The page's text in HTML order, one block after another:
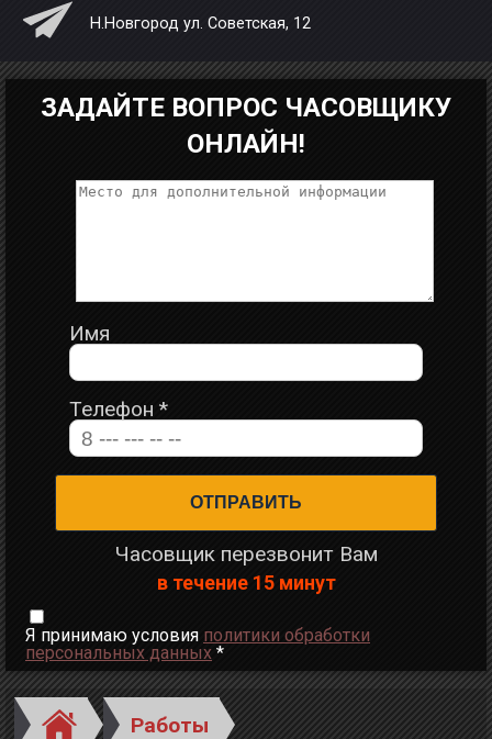
Н.Новгород ул. Советская, 12
ЗАДАЙТЕ ВОПРОС ЧАСОВЩИКУ
ОНЛАЙН!
Имя
Телефон *
Часовщик перезвонит Вам
в течение 15 минут
Я принимаю условия политики обработки
персональных данных *
Работы